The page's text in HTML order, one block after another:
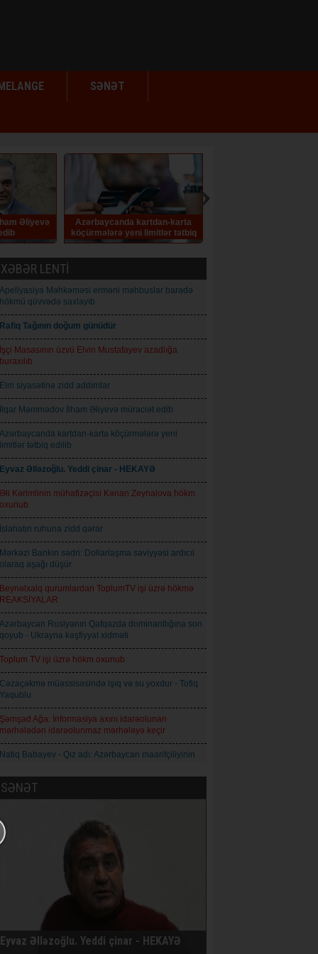
SƏNƏT
Əliyevə
Azərbaycanda kartdan-karta
köçürmələrə yeni limitlər tətbiq
edilib
XƏBƏR LENTİ
Apellyasiya Məhkəməsi erməni məhbuslar barədə
hökmü qüvvədə saxlayıb
Rafiq Tağının doğum günüdür
İşçi Masasının üzvü Elvin Mustafayev azadlığa
buraxılıb
Elm siyasətinə zidd addımlar
İlqar Məmmədov İlham Əliyevə müraciət edib
Azərbaycanda kartdan-karta köçürmələrə yeni
limitlər tətbiq edilib
Eyvaz Əlləzoğlu. Yeddi çinar - HEKAYƏ
Əli Kərimlinin mühafizəçisi Kənan Zeynalova hökm
oxunub
İslahatın ruhuna zidd qərar
Mərkəzi Bankın sədri: Dollarlaşma səviyyəsi ardıcıl
olaraq aşağı düşür
Beynəlxalq qurumlardan ToplumTV işi üzrə hökmə
REAKSİYALAR
Azərbaycan Rusiyanın Qafqazda dominantlığına son
qoyub - Ukrayna kəşfiyyat xidməti
Toplum TV işi üzrə hökm oxunub
Cəzaçəkmə müəssisəsində işıq və su yoxdur - Tofiq
Yaqublu
Şəmşad Ağa: İnformasiya axını idarəolunan
mərhələdən idarəolunmaz mərhələyə keçir
Natiq Babayev - Qız adı: Azərbaycan maarifçiliyinin
Qoderzi Çoxeli. İntizar - Hekayə
qəbul edib
Prokuror Anar Məmmədliyə 14, Anar Abdullaya isə
AXCP daha bir üzvünün saxlandığını bildirir
İqor Skibyuk Ukrayna baş qərargah rəisi təyin
Nikaraqua prezidenti Daniel Orteqa: Ölkədə daha
SƏNƏT
Eyvaz Əlləzoğlu. Yeddi çinar - HEKAYƏ